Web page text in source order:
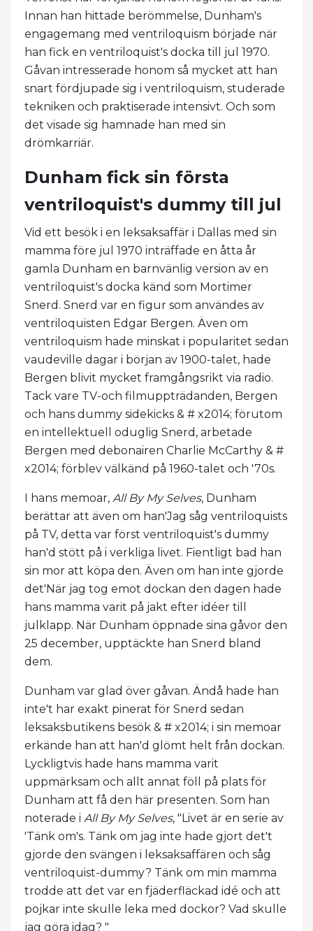
Innan han hittade berömmelse, Dunham's
engagemang med ventriloquism började när
han fick en ventriloquist's docka till jul 1970.
Gåvan intresserade honom så mycket att han
snart fördjupade sig i ventriloquism, studerade
tekniken och praktiserade intensivt. Och som
det visade sig hamnade han med sin
drömkarriär.
Dunham fick sin första
ventriloquist's dummy till jul
Vid ett besök i en leksaksaffär i Dallas med sin
mamma före jul 1970 inträffade en åtta år
gamla Dunham en barnvänlig version av en
ventriloquist's docka känd som Mortimer
Snerd. Snerd var en figur som användes av
ventriloquisten Edgar Bergen. Även om
ventriloquism hade minskat i popularitet sedan
vaudeville dagar i början av 1900-talet, hade
Bergen blivit mycket framgångsrikt via radio.
Tack vare TV-och filmuppträdanden, Bergen
och hans dummy sidekicks & # x2014; förutom
en intellektuell oduglig Snerd, arbetade
Bergen med debonairen Charlie McCarthy & #
x2014; förblev välkänd på 1960-talet och '70s.
I hans memoar, All By My Selves, Dunham
berättar att även om han'Jag såg ventriloquists
på TV, detta var först ventriloquist's dummy
han'd stött på i verkliga livet. Fientligt bad han
sin mor att köpa den. Även om han inte gjorde
det'När jag tog emot dockan den dagen hade
hans mamma varit på jakt efter idéer till
julklapp. När Dunham öppnade sina gåvor den
25 december, upptäckte han Snerd bland
dem.
Dunham var glad över gåvan. Ändå hade han
inte't har exakt pinerat för Snerd sedan
leksaksbutikens besök & # x2014; i sin memoar
erkände han att han'd glömt helt från dockan.
Lyckligtvis hade hans mamma varit
uppmärksam och allt annat föll på plats för
Dunham att få den här presenten. Som han
noterade i All By My Selves, "Livet är en serie av
'Tänk om's. Tänk om jag inte hade gjort det't
gjorde den svängen i leksaksaffären och såg
ventriloquist-dummy? Tänk om min mamma
trodde att det var en fjäderfläckad idé och att
pojkar inte skulle leka med dockor? Vad skulle
jag göra idag? "